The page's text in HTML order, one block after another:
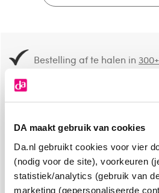
DA maakt gebruik van cookies
Da.nl gebruikt cookies voor vier
(nodig voor de site), voorkeuren
statistiek/analytics (gebruik van
marketing (gepersonaliseerde
Bestelling af te halen in
8.6 uit4.106 reviews
Over DA
Klantenservice